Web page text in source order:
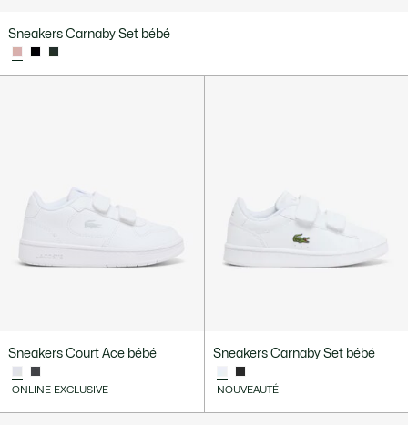
Sneakers Carnaby Set bébé
Sneakers Court Ace bébé
ONLINE EXCLUSIVE
Sneakers Carnaby Set bébé
NOUVEAUTÉ